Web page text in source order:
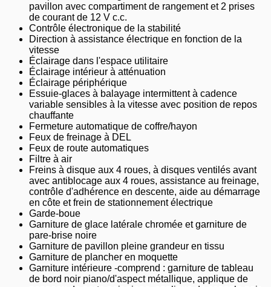
pavillon avec compartiment de rangement et 2 prises
de courant de 12 V c.c.
Contrôle électronique de la stabilité
Direction à assistance électrique en fonction de la
vitesse
Éclairage dans l'espace utilitaire
Éclairage intérieur à atténuation
Éclairage périphérique
Essuie-glaces à balayage intermittent à cadence
variable sensibles à la vitesse avec position de repos
chauffante
Fermeture automatique de coffre/hayon
Feux de freinage à DEL
Feux de route automatiques
Filtre à air
Freins à disque aux 4 roues, à disques ventilés avant
avec antiblocage aux 4 roues, assistance au freinage,
contrôle d'adhérence en descente, aide au démarrage
en côte et frein de stationnement électrique
Garde-boue
Garniture de glace latérale chromée et garniture de
pare-brise noire
Garniture de pavillon pleine grandeur en tissu
Garniture de plancher en moquette
Garniture intérieure -comprend : garniture de tableau
de bord noir piano/d'aspect métallique, applique de